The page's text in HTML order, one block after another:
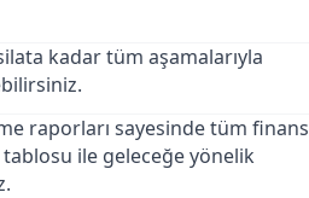
kadar tüm aşamalarıyla
raporları sayesinde tüm
ile geleceğe yönelik